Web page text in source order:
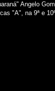
Angelo
"A", na 9ª e